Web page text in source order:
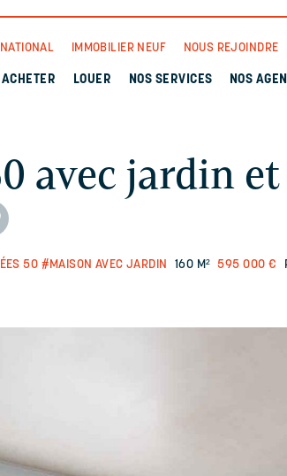
IMMOBILIER NEUF NOUS REJOINDRE
ACHETER LOUER NOS SERVICES NOS
avec jardin et
50 #MAISON AVEC JARDIN 160 M² 595 000 €